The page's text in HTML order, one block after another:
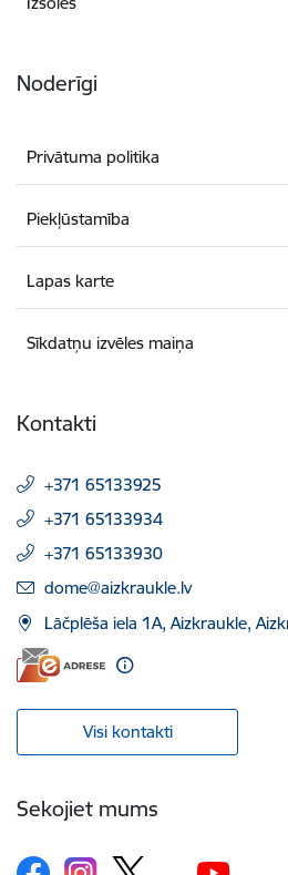
Noderīgi
Privātuma politika
Piekļūstamība
Lapas karte
Sīkdatņu izvēles maiņa
Kontakti
+371 65133925
+371 65133934
+371 65133930
E-pasts:
dome@aizkraukle.lv
Lāčplēša iela 1A, Aizkraukle,
Visi kontakti
Sekojiet mums